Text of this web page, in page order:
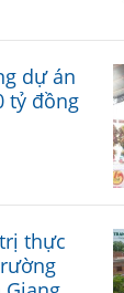
dự án
tỷ đồng
thực